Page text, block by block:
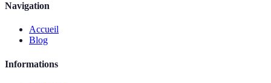
Navigation
Accueil
Blog
Informations